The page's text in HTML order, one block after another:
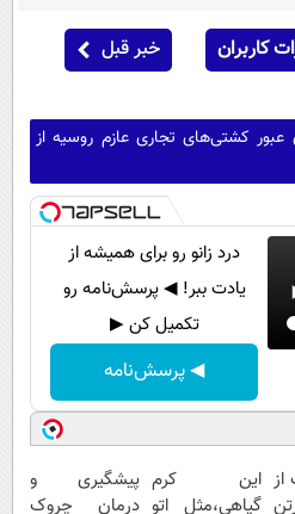
کاربران خبر قبل
عبور کشتی‌های تجاری عازم روسیه از
درد زانو رو برای همیشه از
یادت ببر! ◀ پرسش‌نامه رو
تکمیل کن ▶
◀ پرسش‌نامه
از این کرم
گیاهی،مثل اتو
پیشگیری و
درمان چروک